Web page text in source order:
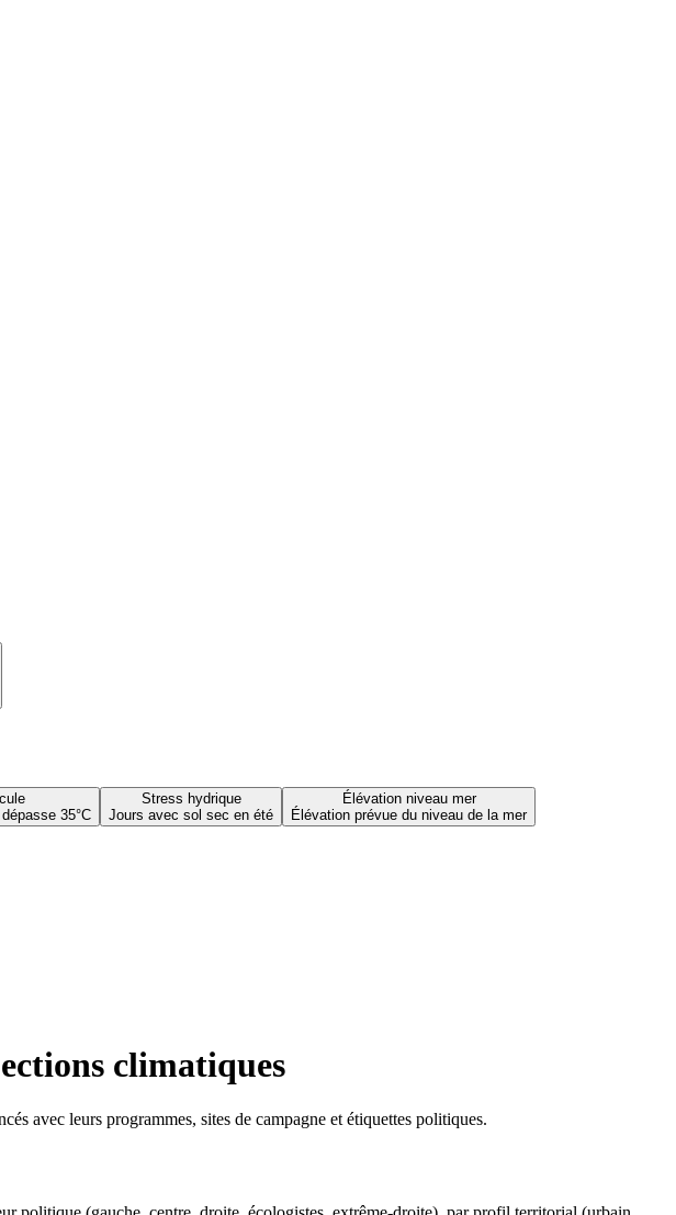
35°C
Stress hydrique
Jours avec sol sec en été
Élévation niveau mer
Élévation prévue du niveau de la mer
climatiques
avec leurs programmes, sites de campagne et étiquettes politiques.